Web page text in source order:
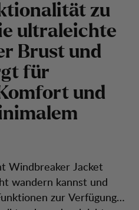
zu
ultraleichte
Brust und
für
und
Windbreaker Jacket
wandern kannst und
zur Verfügung